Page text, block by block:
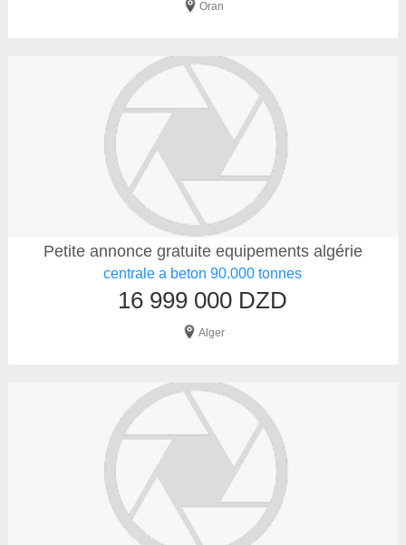
Oran
Petite annonce gratuite equipements algérie
centrale a beton 90.000 tonnes
16 999 000 DZD
Alger